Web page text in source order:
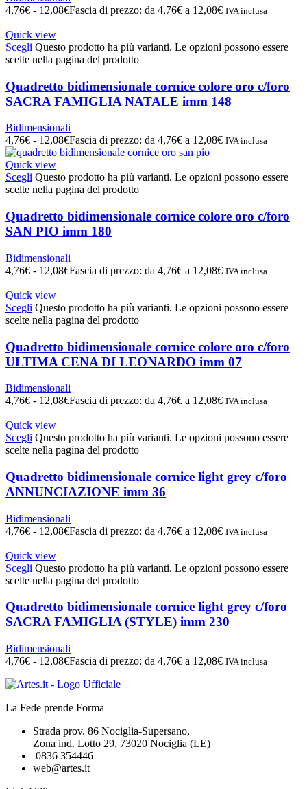
4,76€ - 12,08€Fascia di prezzo: da 4,76€ a 12,08€ IVA inclusa
Quick view
Scegli Questo prodotto ha più varianti. Le opzioni possono essere
scelte nella pagina del prodotto
Quadretto bidimensionale cornice colore oro c/foro
SACRA FAMIGLIA NATALE imm 148
Bidimensionali
4,76€ - 12,08€Fascia di prezzo: da 4,76€ a 12,08€ IVA inclusa
Quick view
Scegli Questo prodotto ha più varianti. Le opzioni possono essere
scelte nella pagina del prodotto
Quadretto bidimensionale cornice colore oro c/foro
SAN PIO imm 180
Bidimensionali
4,76€ - 12,08€Fascia di prezzo: da 4,76€ a 12,08€ IVA inclusa
Quick view
Scegli Questo prodotto ha più varianti. Le opzioni possono essere
scelte nella pagina del prodotto
Quadretto bidimensionale cornice colore oro c/foro
ULTIMA CENA DI LEONARDO imm 07
Bidimensionali
4,76€ - 12,08€Fascia di prezzo: da 4,76€ a 12,08€ IVA inclusa
Quick view
Scegli Questo prodotto ha più varianti. Le opzioni possono essere
scelte nella pagina del prodotto
Quadretto bidimensionale cornice light grey c/foro
ANNUNCIAZIONE imm 36
Bidimensionali
4,76€ - 12,08€Fascia di prezzo: da 4,76€ a 12,08€ IVA inclusa
Quick view
Scegli Questo prodotto ha più varianti. Le opzioni possono essere
scelte nella pagina del prodotto
Quadretto bidimensionale cornice light grey c/foro
SACRA FAMIGLIA (STYLE) imm 230
Bidimensionali
4,76€ - 12,08€Fascia di prezzo: da 4,76€ a 12,08€ IVA inclusa
La Fede prende Forma
Strada prov. 86 Nociglia-Supersano,
Zona ind. Lotto 29, 73020 Nociglia (LE)
0836 354446
web@artes.it